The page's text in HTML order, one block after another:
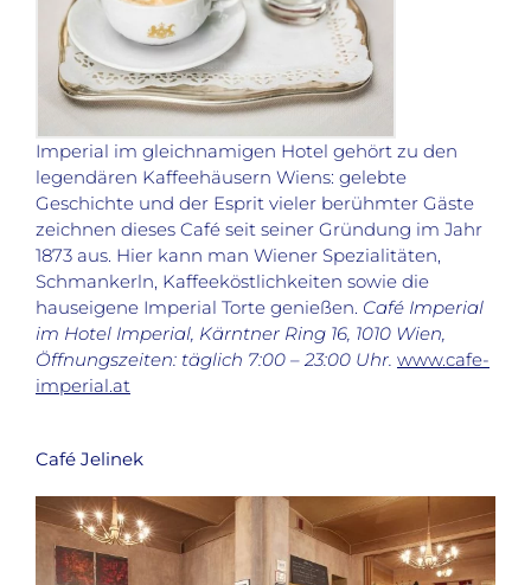
Imperial im gleichnamigen Hotel gehört zu den
legendären Kaffeehäusern Wiens: gelebte
Geschichte und der Esprit vieler berühmter Gäste
zeichnen dieses Café seit seiner Gründung im Jahr
1873 aus. Hier kann man Wiener Spezialitäten,
Schmankerln, Kaffeeköstlichkeiten sowie die
hauseigene Imperial Torte genießen. Café Imperial
im Hotel Imperial, Kärntner Ring 16, 1010 Wien,
Öffnungszeiten: täglich 7:00 – 23:00 Uhr. www.cafe-
imperial.at
Café Jelinek